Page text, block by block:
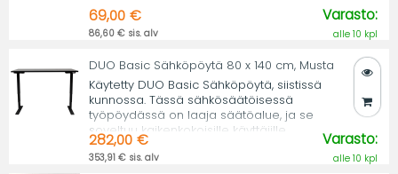
69,00 €
86,60 € sis. alv
Varasto:
alle 10 kpl
DUO Basic Sähköpöytä 80 x 140 cm, Musta
Käytetty DUO Basic Sähköpöytä, siistissä
kunnossa. Tässä sähkösäätöisessä
työpöydässä on laaja säätöalue, ja se
soveltuu kaikenkokoisille käyttäjille.
282,00 €
353,91 € sis. alv
Varasto:
alle 10 kpl